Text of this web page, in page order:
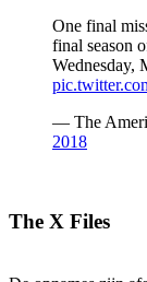
One final
final season
Wednesday,
— The
2018
The X Files